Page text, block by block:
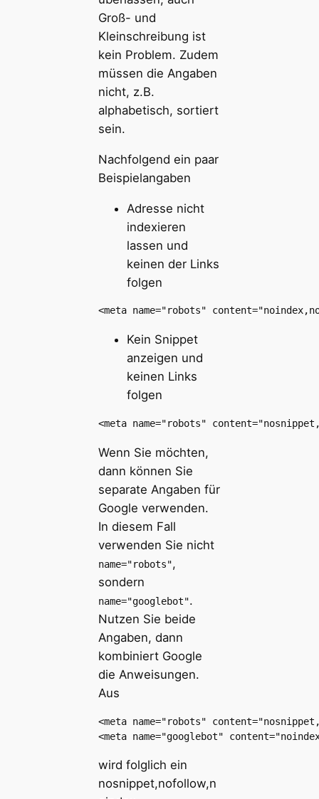
Groß- und
Kleinschreibung ist
kein Problem. Zudem
müssen die Angaben
nicht, z.B.
alphabetisch, sortiert
sein.
Nachfolgend ein paar
Beispielangaben
Adresse nicht
indexieren
lassen und
keinen der Links
folgen
<meta name="robots"
Kein Snippet
anzeigen und
keinen Links
folgen
<meta name="robots"
Wenn Sie möchten,
dann können Sie
separate Angaben für
Google verwenden.
In diesem Fall
verwenden Sie nicht
name="robots",
sondern
name="googlebot".
Nutzen Sie beide
Angaben, dann
kombiniert Google
die Anweisungen.
Aus
<meta name="robots"
<meta name="googlebot"
wird folglich ein
nosnippet,nofollow,n